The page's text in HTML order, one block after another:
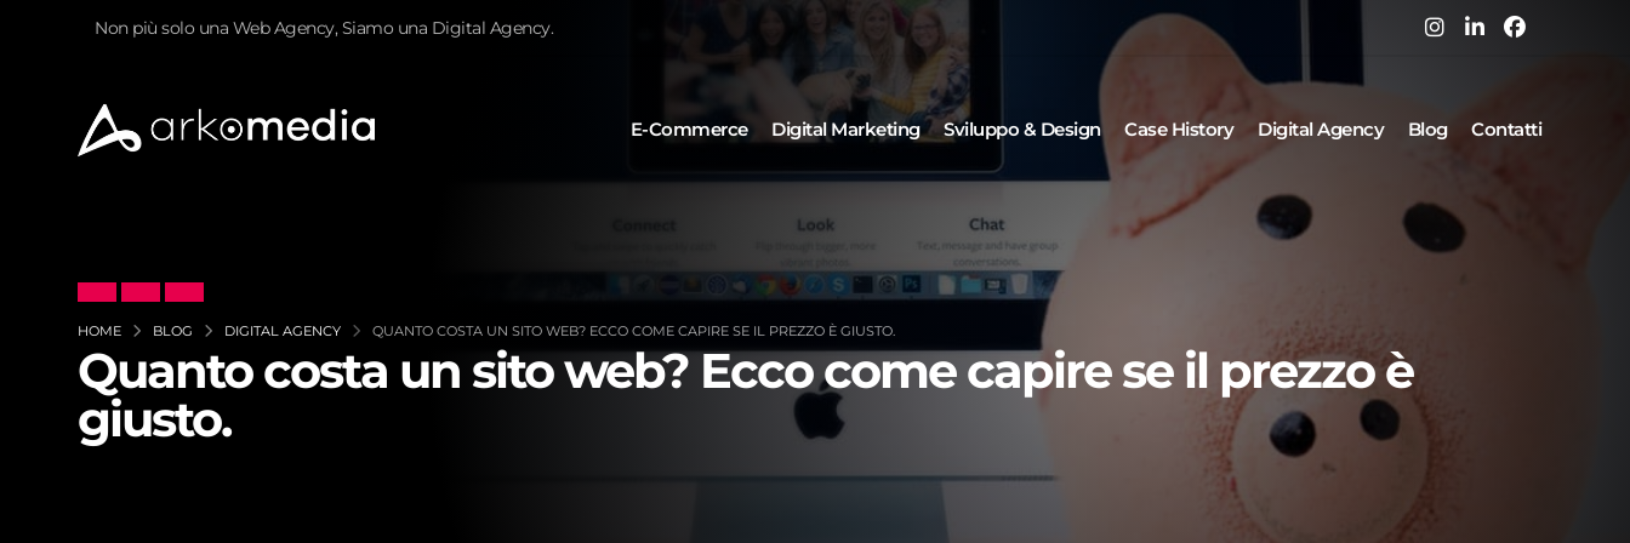
Non più solo una Web Agency, Siamo una Digital Agency.
E-Commerce Digital Marketing Sviluppo & Design Case History Digital Agency Blog Contatti
HOME BLOG DIGITAL AGENCY QUANTO COSTA UN SITO WEB? ECCO COME CAPIRE SE IL PREZZO È GIUSTO.
Quanto costa un sito web? Ecco come capire se il prezzo è
giusto.